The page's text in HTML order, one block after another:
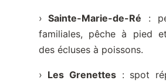
› Sainte-Marie-de-Ré :
familiales, pêche à pied
des écluses à poissons.
› Les Grenettes: spot